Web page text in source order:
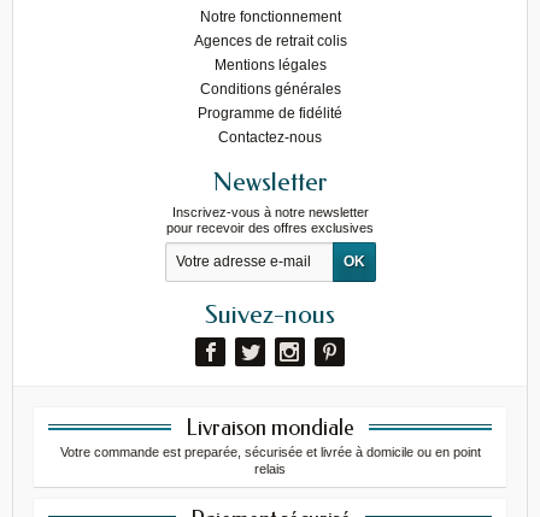
Notre fonctionnement
Agences de retrait colis
Mentions légales
Conditions générales
Programme de fidélité
Contactez-nous
Newsletter
Inscrivez-vous à notre newsletter
pour recevoir des offres exclusives
Suivez-nous
Livraison mondiale
Votre commande est preparée, sécurisée et livrée à domicile ou en point
relais